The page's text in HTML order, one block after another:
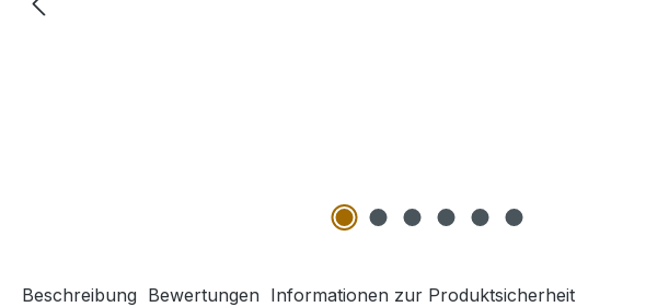
Beschreibung Bewertungen Informationen zur Produktsicherheit